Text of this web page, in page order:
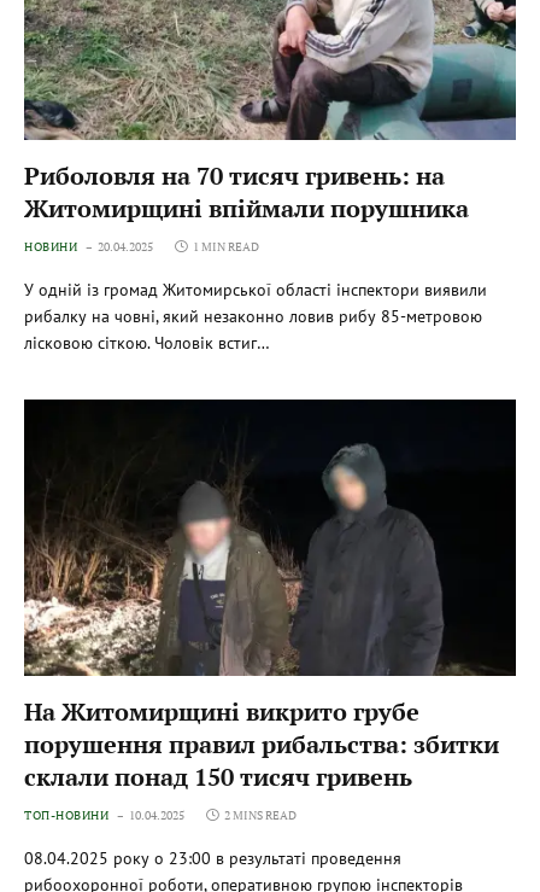
Риболовля на 70 тисяч гривень: на
Житомирщині впіймали порушника
НОВИНИ 20.04.2025 1 MIN READ
У одній із громад Житомирської області інспектори виявили
рибалку на човні, який незаконно ловив рибу 85-метровою
лісковою сіткою. Чоловік встиг…
На Житомирщині викрито грубе
порушення правил рибальства: збитки
склали понад 150 тисяч гривень
ТОП-НОВИНИ 10.04.2025 2 MINS READ
08.04.2025 року о 23:00 в результаті проведення
рибоохоронної роботи, оперативною групою інспекторів